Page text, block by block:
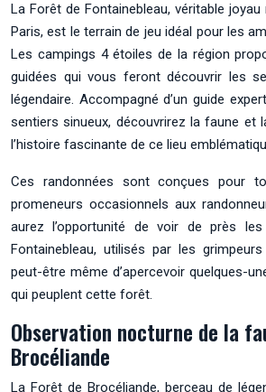
La Forêt de Fontainebleau, véritable
Paris, est le terrain de jeu idéal pour les
Les campings 4 étoiles de la région
guidées qui vous feront découvrir les
légendaire. Accompagné d’un guide
sentiers sinueux, découvrirez la faune et
l’histoire fascinante de ce lieu
Ces randonnées sont conçues pour
promeneurs occasionnels aux
aurez l’opportunité de voir de près
Fontainebleau, utilisés par les
peut-être même d’apercevoir quelques-
qui peuplent cette forêt.
Observation nocturne de la
Brocéliande
La Forêt de Brocéliande, berceau de